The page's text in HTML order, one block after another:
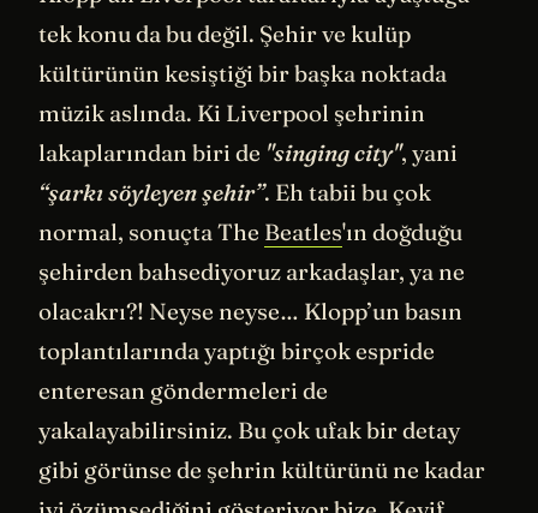
tek konu da bu değil. Şehir ve kulüp
kültürünün kesiştiği bir başka noktada
müzik aslında. Ki Liverpool şehrinin
lakaplarından biri de "singing city", yani
“şarkı söyleyen şehir”. Eh tabii bu çok
normal, sonuçta The Beatles'ın doğduğu
şehirden bahsediyoruz arkadaşlar, ya ne
olacakrı?! Neyse neyse… Klopp’un basın
toplantılarında yaptığı birçok espride
enteresan göndermeleri de
yakalayabilirsiniz. Bu çok ufak bir detay
gibi görünse de şehrin kültürünü ne kadar